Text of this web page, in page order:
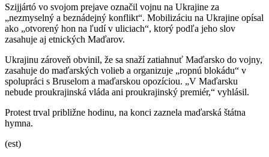
Szijjártó vo svojom prejave označil vojnu na Ukrajine za
„nezmyselný a beznádejný konflikt“. Mobilizáciu na Ukrajine opísal
ako „otvorený hon na ľudí v uliciach“, ktorý podľa jeho slov
zasahuje aj etnických Maďarov.
Ukrajinu zároveň obvinil, že sa snaží zatiahnuť Maďarsko do vojny,
zasahuje do maďarských volieb a organizuje „ropnú blokádu“ v
spolupráci s Bruselom a maďarskou opozíciou. „V Maďarsku
nebude proukrajinská vláda ani proukrajinský premiér,“ vyhlásil.
Protest trval približne hodinu, na konci zaznela maďarská štátna
hymna.
(est)